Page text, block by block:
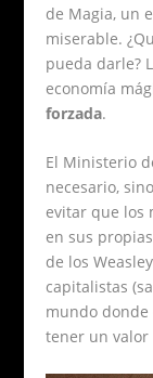
de Magia, un
miserable.
pueda darle?
economía
forzada.
El Ministerio
necesario,
evitar que los
en sus
de los
capitalistas
mundo
tener un